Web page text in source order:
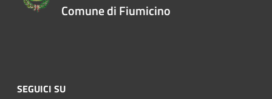
Comune di Fiumicino
SEGUICI SU